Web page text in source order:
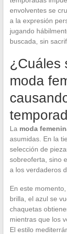
envolventes se
a la expresión
jugando
buscada, sin
¿Cuáles
moda
La moda
asumidas. En la
selección de
sobreoferta, sino
a los verdaderos
En este
brilla, el azul se
chaquetas
mientras que los
El estilo